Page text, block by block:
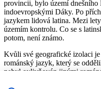
provincii, bylo území dnešního
indoevropskými Dáky. Po
jazykem lidová latina. Mezi
územím kontrolu. Co se s
potom, není známo.
Kvůli své geografické izolaci
románský jazyk, který se
nebyl ovlivňován jinými